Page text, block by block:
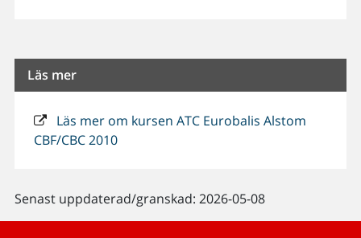
Läs mer
Läs mer om kursen ATC Eurobalis Alstom
CBF/CBC 2010
Senast uppdaterad/granskad: 2026-05-08